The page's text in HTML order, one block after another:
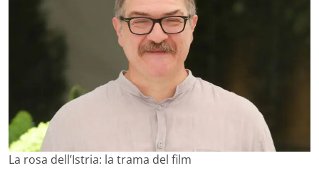
La rosa dell’Istria: la trama del film